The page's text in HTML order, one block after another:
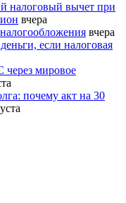
налоговый вычет при
вчера
вчера
если налоговая
через мировое
почему акт на 30